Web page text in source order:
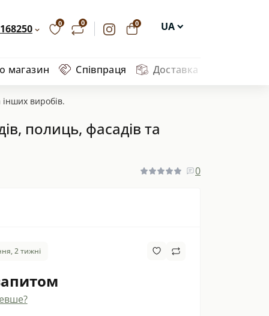
0 0 0 UA
DE
магазин Співпраця Доставка та оплата
виробів.
полиць, фасадів та
0
2 тижні